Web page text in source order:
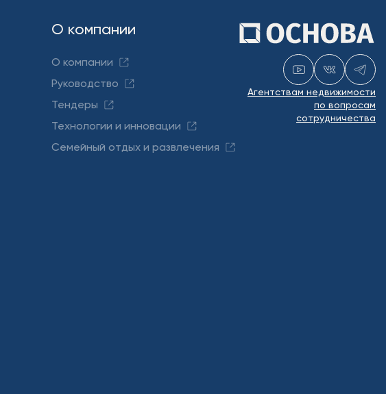
О компании
О компании
Руководство
Тендеры
Технологии и инновации
Семейный отдых и развлечения
Агентствам недвижимости
по вопросам
сотрудничества